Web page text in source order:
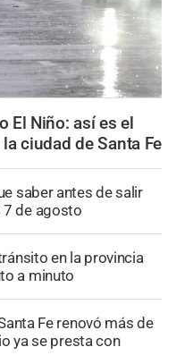
El Niño: así es el
ciudad de Santa Fe
saber antes de salir
7 de agosto
en la provincia
a minuto
Fe renovó más de
ya se presta con